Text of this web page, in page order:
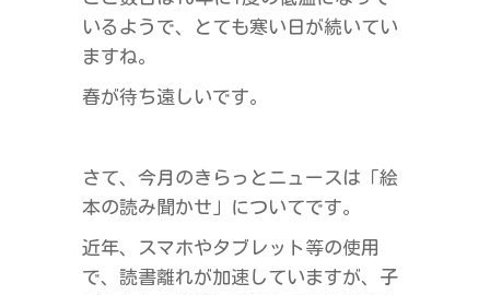
いるようで、とても寒い日が続いてい
ますね。
春が待ち遠しいです。
さて、今月のきらっとニュースは「絵
本の読み聞かせ」についてです。
近年、スマホやタブレット等の使用
で、読書離れが加速していますが、子